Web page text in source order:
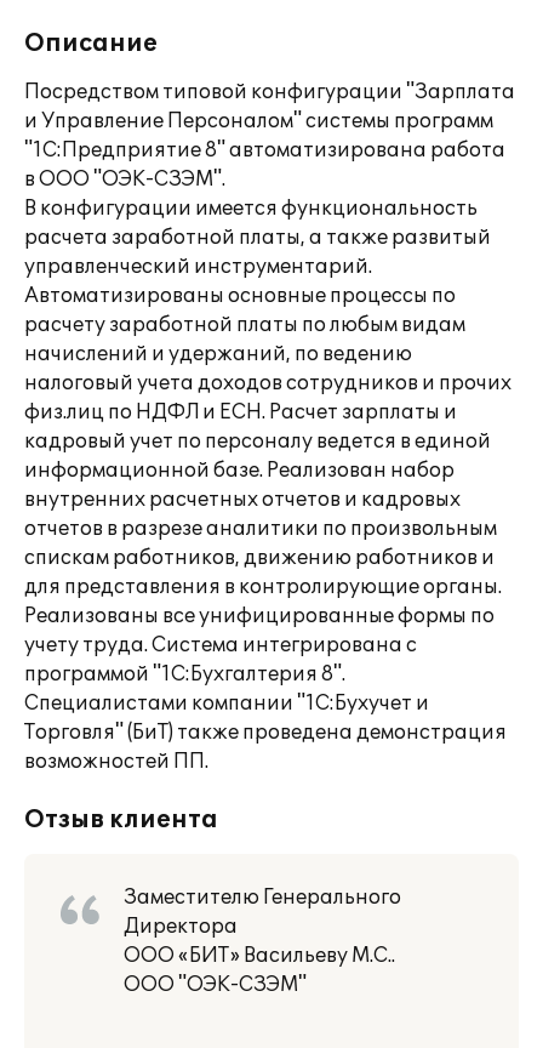
Описание
Посредством типовой конфигурации "Зарплата
и Управление Персоналом" системы программ
"1С:Предприятие 8" автоматизирована работа
в ООО "ОЭК-CЗЭМ".
В конфигурации имеется функциональность
расчета заработной платы, а также развитый
управленческий инструментарий.
Автоматизированы основные процессы по
расчету заработной платы по любым видам
начислений и удержаний, по ведению
налоговый учета доходов сотрудников и прочих
физ.лиц по НДФЛ и ЕСН. Расчет зарплаты и
кадровый учет по персоналу ведется в единой
информационной базе. Реализован набор
внутренних расчетных отчетов и кадровых
отчетов в разрезе аналитики по произвольным
спискам работников, движению работников и
для представления в контролирующие органы.
Реализованы все унифицированные формы по
учету труда. Система интегрирована с
программой "1С:Бухгалтерия 8".
Специалистами компании "1С:Бухучет и
Торговля" (БиТ) также проведена демонстрация
возможностей ПП.
Отзыв клиента
Заместителю Генерального
Директора
ООО «БИТ» Васильеву М.С..
ООО "ОЭК-СЗЭМ"